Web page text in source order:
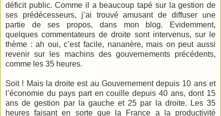
déficit public. Comme il a beaucoup tapé sur la gestion de
ses prédécesseurs, j’ai trouvé amusant de diffuser une
partie de ses propos, dans mon blog. Evidemment,
quelques commentateurs de droite sont intervenus, sur le
thème : ah oui, c’est facile, nananère, mais on peut aussi
revenir sur les machins des gouvernements précédents,
comme les 35 heures.
Soit ! Mais la droite est au Gouvernement depuis 10 ans et
l’économie du pays part en couille depuis 40 ans, dont 15
ans de gestion par la gauche et 25 par la droite. Les 35
heures faisant en sorte que la France a la productivité